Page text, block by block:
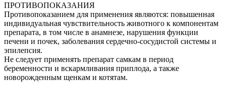
ПРОТИВОПОКАЗАНИЯ
Противопоказанием для применения являются: повышенная
индивидуальная чувствительность животного к компонентам
препарата, в том числе в анамнезе, нарушения функции
печени и почек, заболевания сердечно-сосудистой системы и
эпилепсия.
Не следует применять препарат самкам в период
беременности и вскармливания приплода, а также
новорожденным щенкам и котятам.